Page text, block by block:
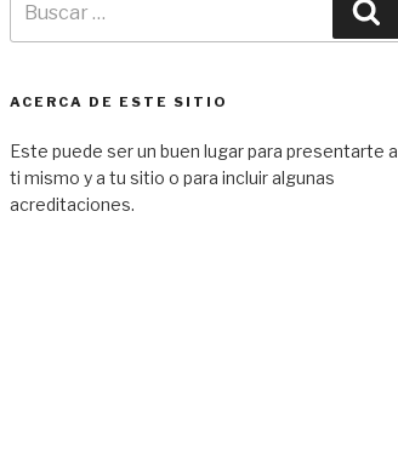
ACERCA DE ESTE SITIO
Este puede ser un buen lugar para presentarte a
ti mismo y a tu sitio o para incluir algunas
acreditaciones.